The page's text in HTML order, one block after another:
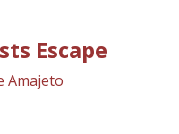
Escape
Amajeto